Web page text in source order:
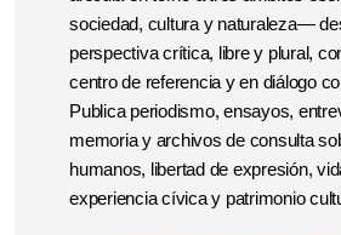
sociedad, cultura y naturaleza—
perspectiva crítica, libre y plural,
centro de referencia y en diálogo
Publica periodismo, ensayos,
memoria y archivos de consulta
humanos, libertad de expresión,
experiencia cívica y patrimonio